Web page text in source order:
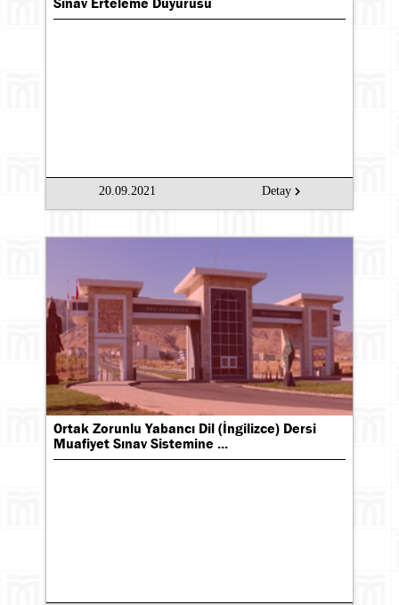
20.09.2021 Detay
Ortak Zorunlu Yabancı Dil (İngilizce) Dersi
Muafiyet Sınav Sistemine ...